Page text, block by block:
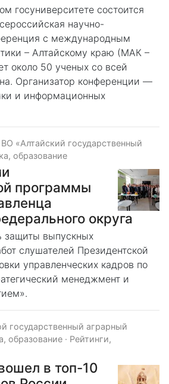
госуниверситете состоится
научно-
с международным
– Алтайскому краю (МАК –
около 50 ученых со всей
Организатор конференции ―
и информационных
«Алтайский государственный
образование
программы
округа
защиты выпускных
слушателей Президентской
управленческих кадров по
менеджмент и
государственный аграрный
образование · Рейтинги,
в топ-10